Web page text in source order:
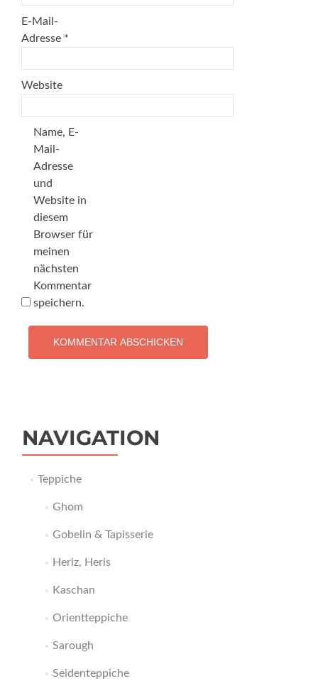
E-Mail-
Adresse *
Website
Name, E-
Mail-
Adresse
und
Website in
diesem
Browser für
meinen
nächsten
Kommentar
speichern.
NAVIGATION
Teppiche
Ghom
Gobelin & Tapisserie
Heriz, Heris
Kaschan
Orientteppiche
Sarough
Seidenteppiche